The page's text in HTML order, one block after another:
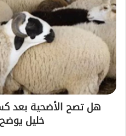
هل تصح الأضحية بعد
خليل